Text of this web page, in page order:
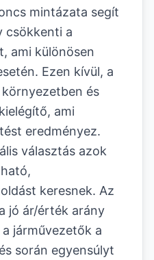
mintázata segít
csökkenti a
ami különösen
Ezen kívül, a
és
ami
eredményez.
választás azok
keresnek. Az
jó ár/érték arány
járművezetők a
során egyensúlyt